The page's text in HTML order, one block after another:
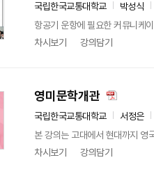
국립한국교통대학교 박성식
항공기 운항에 필요한 커뮤니케
차시보기
강의담기
영미문학개관
국립한국교통대학교 서정은
본 강의는 고대에서 현대까지 영
차시보기
강의담기